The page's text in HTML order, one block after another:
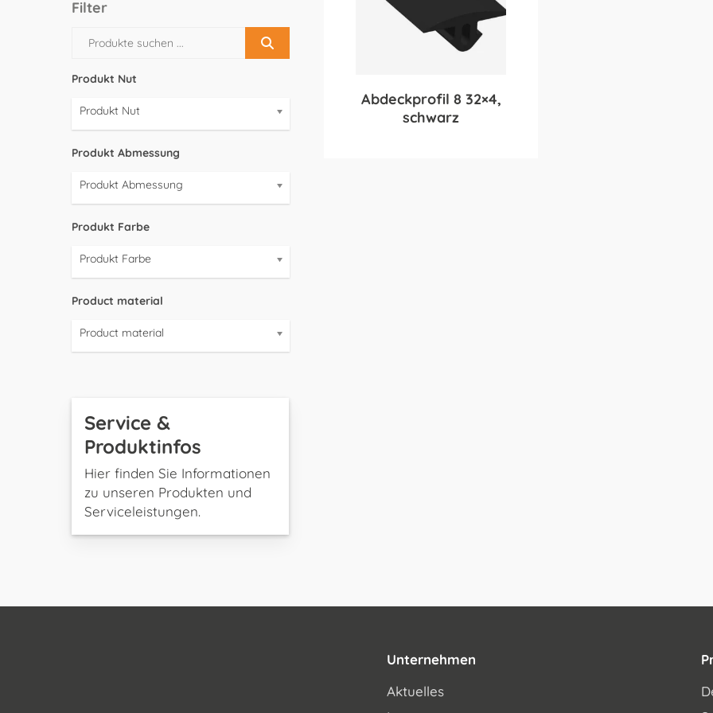
Filter
Produkt Nut
Produkt Nut
Produkt Abmessung
Produkt Abmessung
Produkt Farbe
Produkt Farbe
Product material
Product material
Service &
Produktinfos
Hier finden Sie Informationen
zu unseren Produkten und
Serviceleistungen.
Abdeckprofil 8 32×4,
schwarz
Unternehmen
Aktuelles